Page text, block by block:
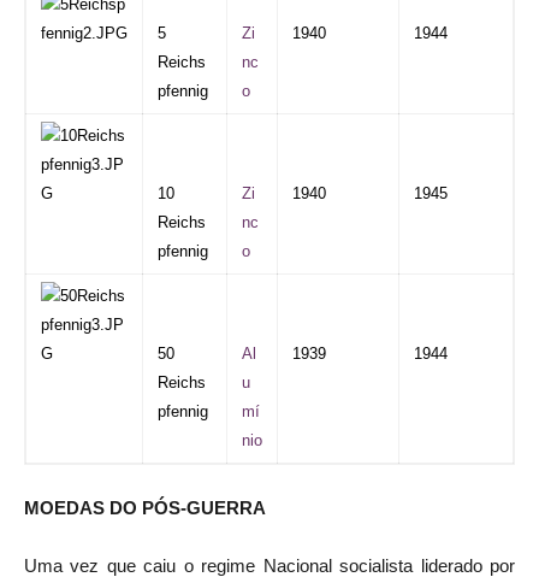
5
Reichs
pfennig
Zi
nc
o
1940 1944
10
Reichs
pfennig
Zi
nc
o
1940 1945
50
Reichs
pfennig
Al
u
mí
nio
1939 1944
MOEDAS DO PÓS-GUERRA
Uma vez que caiu o regime Nacional socialista liderado por